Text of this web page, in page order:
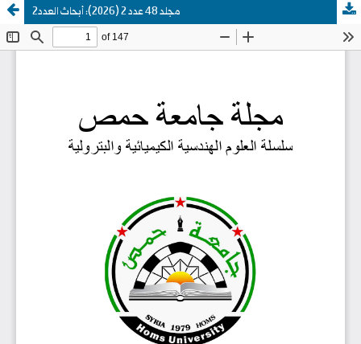
مجلد 48 عدد 2 (2026): أبحاث العدد2